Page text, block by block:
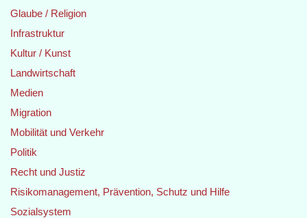
Glaube / Religion
Infrastruktur
Kultur / Kunst
Landwirtschaft
Medien
Migration
Mobilität und Verkehr
Politik
Recht und Justiz
Risikomanagement, Prävention, Schutz und Hilfe
Sozialsystem